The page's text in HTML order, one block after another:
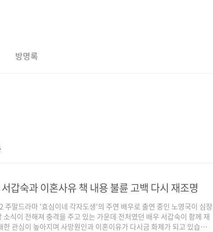
방명록
갑숙과 이혼사유 책 내용 불륜 고백 다시 재조명
주말드라마 '효심이네 각자도생'의 주연 배우로 출연 중인 노영국이 심장
소식이 전해져 충격을 주고 있는 가운데 전처였던 배우 서갑숙이 함께 재
한 관심이 높아지며 사망원인과 이혼이유가 다시금 화제가 되고 있습니